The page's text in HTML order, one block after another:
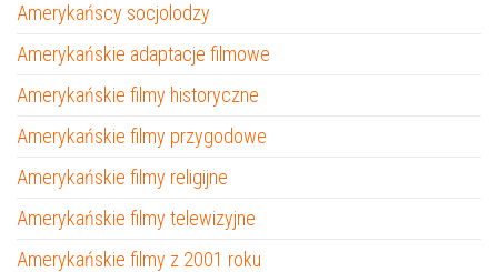
Amerykańscy socjolodzy
Amerykańskie adaptacje filmowe
Amerykańskie filmy historyczne
Amerykańskie filmy przygodowe
Amerykańskie filmy religijne
Amerykańskie filmy telewizyjne
Amerykańskie filmy z 2001 roku